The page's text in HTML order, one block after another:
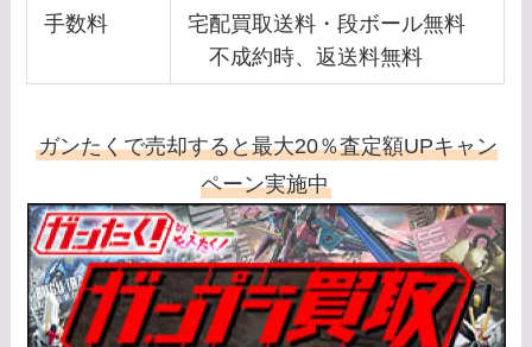
手数料
宅配買取送料・段ボール無料
不成約時、返送料無料
ガンたくで売却すると最大20％査定額UPキャン
ペーン実施中